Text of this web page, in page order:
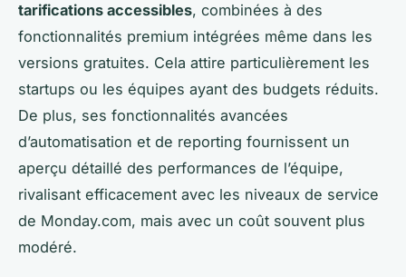
tarifications accessibles, combinées à des
fonctionnalités premium intégrées même dans les
versions gratuites. Cela attire particulièrement les
startups ou les équipes ayant des budgets réduits.
De plus, ses fonctionnalités avancées
d’automatisation et de reporting fournissent un
aperçu détaillé des performances de l’équipe,
rivalisant efficacement avec les niveaux de service
de Monday.com, mais avec un coût souvent plus
modéré.